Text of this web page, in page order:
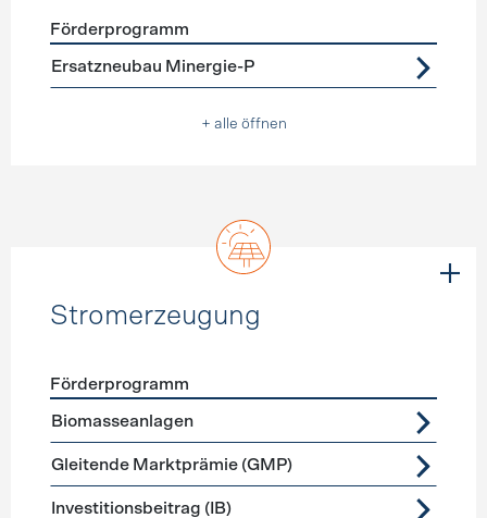
Förderprogramme Neubau
Förderprogramm
Ersatzneubau Minergie-P
+ alle öffnen
Stromerzeugung
Förderprogramme
Förderprogramm
Biomasseanlagen
Gleitende Marktprämie (GMP)
Investitionsbeitrag (IB)